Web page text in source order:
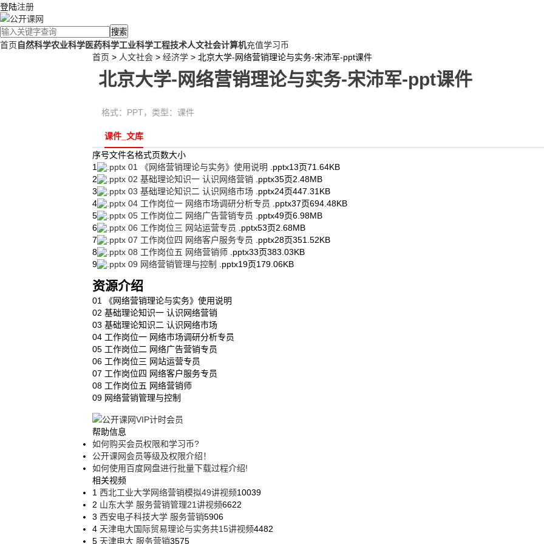
登陆注册
搜索
首页自然科学农业科学医药科学工业科学工程技术人文社会计算机充值学习币
首页 > 人文社会 > 经济学 > 北京大学-网络营销理论与实务-宋沛军-ppt课件
北京大学-网络营销理论与实务-宋沛军-ppt课件
格式： PPT，类型： 课件
课件_文库
序号文件名格式页数大小
1
01 《网络营销理论与实务》使用说明 .pptx13页71.64KB
2
02 基础理论知识一 认识网络营销 .pptx35页2.48MB
3
03 基础理论知识二 认识网络市场 .pptx24页447.31KB
4
04 工作岗位一 网络市场调研分析专员 .pptx37页694.48KB
5
05 工作岗位二 网络广告营销专员 .pptx49页6.98MB
6
06 工作岗位三 网站运营专员 .pptx53页2.68MB
7
07 工作岗位四 网络客户服务专员 .pptx28页351.52KB
8
08 工作岗位五 网络营销师 .pptx33页383.03KB
9
09 网络营销管理与控制 .pptx19页179.06KB
资源介绍
01 《网络营销理论与实务》使用说明
02 基础理论知识一 认识网络营销
03 基础理论知识二 认识网络市场
04 工作岗位一 网络市场调研分析专员
05 工作岗位二 网络广告营销专员
06 工作岗位三 网站运营专员
07 工作岗位四 网络客户服务专员
08 工作岗位五 网络营销师
09 网络营销管理与控制
帮助信息
如何购买会员权限和学习币?
公开课网会员等级及权限介绍！
如何使用百度网盘进行批量下载过程介绍!
相关视频
1 西北工业大学网络营销模拟49讲视频10039
2 山东大学 服务营销管理21讲视频6622
3 西安电子科技大学 服务营销5906
4 天津电大国际贸易理论与实务共15讲视频4482
5 天津电大 服务营销3575